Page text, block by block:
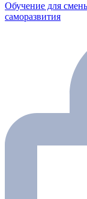
Обучение для
саморазвития